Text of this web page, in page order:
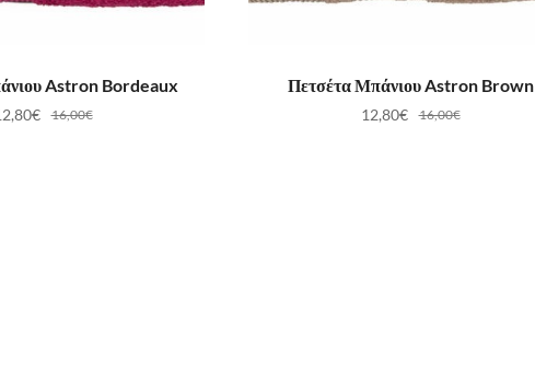
ΣΤΟ ΚΑΛΆΘΙ
Astron Bordeaux
16,00€
€
ΠΡΟΣΘΉΚΗ ΣΤΟ ΚΑΛΆΘΙ
Πετσέτα Μπάνιου Astron Brown
16,00€
12,80€